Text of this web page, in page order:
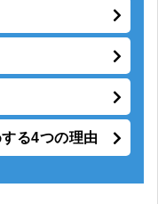
る4つの理由